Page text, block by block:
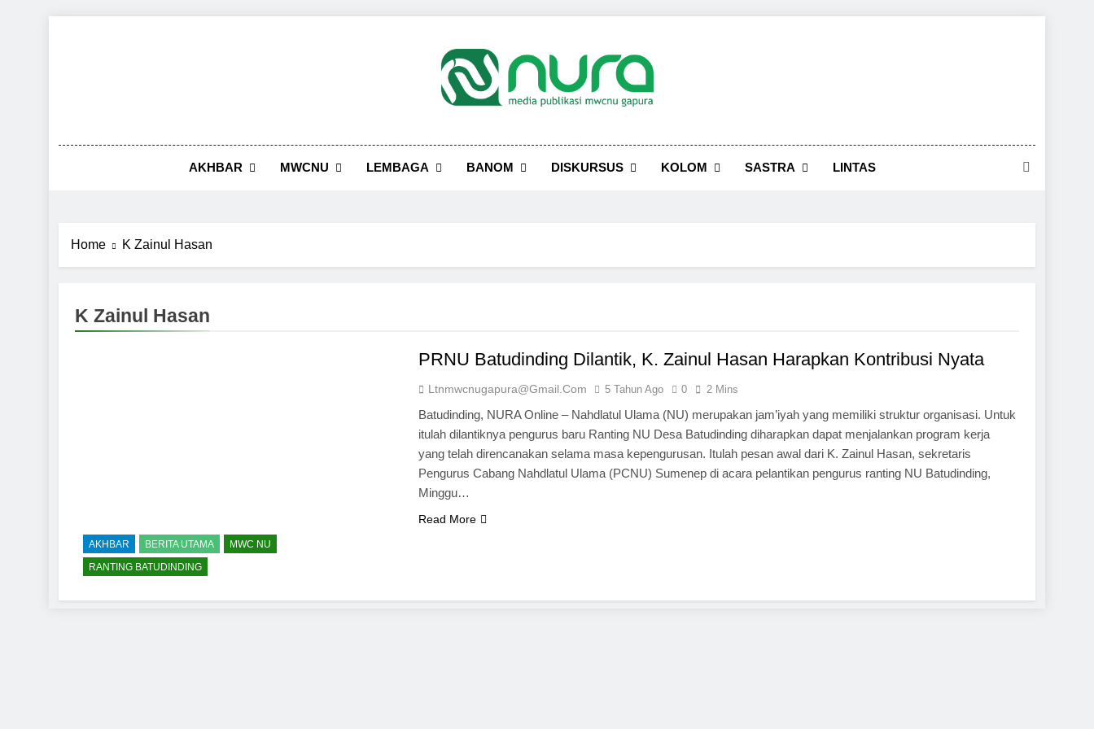
AKHBAR MWCNU LEMBAGA BANOM DISKURSUS KOLOM SASTRA LINTAS
Home K Zainul Hasan
K Zainul Hasan
AKHBAR BERITA UTAMA
MWC NU
RANTING BATUDINDING
PRNU Batudinding Dilantik, K. Zainul Hasan Harapkan Kontribusi Nyata
Ltnmwcnugapura@gmail.com 5 Tahun Ago 0 2 Mins
Batudinding, NURA Online – Nahdlatul Ulama (NU) merupakan jam’iyah yang memiliki struktur organisasi. Untuk
itulah dilantiknya pengurus baru Ranting NU Desa Batudinding diharapkan dapat menjalankan program kerja
yang telah direncanakan selama masa kepengurusan. Itulah pesan awal dari K. Zainul Hasan, sekretaris
Pengurus Cabang Nahdlatul Ulama (PCNU) Sumenep di acara pelantikan pengurus ranting NU Batudinding,
Minggu…
Read More